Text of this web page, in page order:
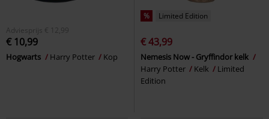
Adviesprijs € 12,99
€ 10,99
Hogwarts Harry Potter Kop
% Limited Edition
€ 43,99
Nemesis Now - Gryffindor kelk
Harry Potter
Kelk
Limited
Edition